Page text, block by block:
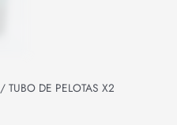
/ TUBO DE PELOTAS X2